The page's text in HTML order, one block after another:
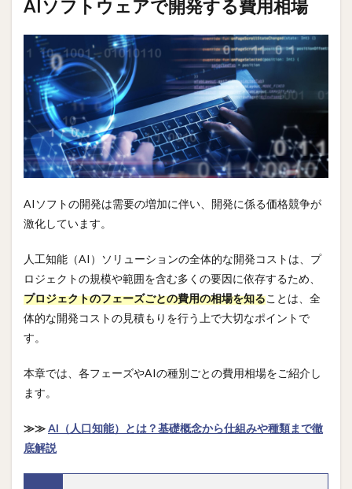
AIソフトウェアで開発する費用相場
AIソフトの開発は需要の増加に伴い、開発に係る価格競争が
激化しています。
人工知能（AI）ソリューションの全体的な開発コストは、プ
ロジェクトの規模や範囲を含む多くの要因に依存するため、
プロジェクトのフェーズごとの費用の相場を知ることは、全
体的な開発コストの見積もりを行う上で大切なポイントで
す。
本章では、各フェーズやAIの種別ごとの費用相場をご紹介し
ます。
≫≫AI（人口知能）とは？基礎概念から仕組みや種類まで徹
底解説